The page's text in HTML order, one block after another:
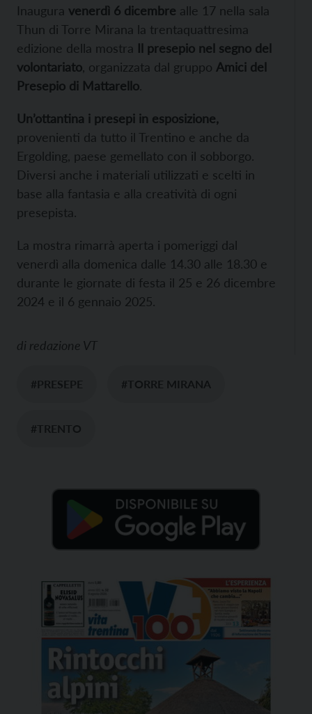
Inaugura venerdì 6 dicembre alle 17 nella sala
Thun di Torre Mirana la trentaquattresima
edizione della mostra Il presepio nel segno del
volontariato , organizzata dal gruppo Amici del
Presepio di Mattarello.
Un’ottantina i presepi in esposizione,
provenienti da tutto il Trentino e anche da
Ergolding, paese gemellato con il sobborgo.
Diversi anche i materiali utilizzati e scelti in
base alla fantasia e alla creatività di ogni
presepista.
La mostra rimarrà aperta i pomeriggi dal
venerdì alla domenica dalle 14.30 alle 18.30 e
durante le giornate di festa il 25 e 26 dicembre
2024 e il 6 gennaio 2025.
di redazione VT
#PRESEPE #TORRE MIRANA
#TRENTO